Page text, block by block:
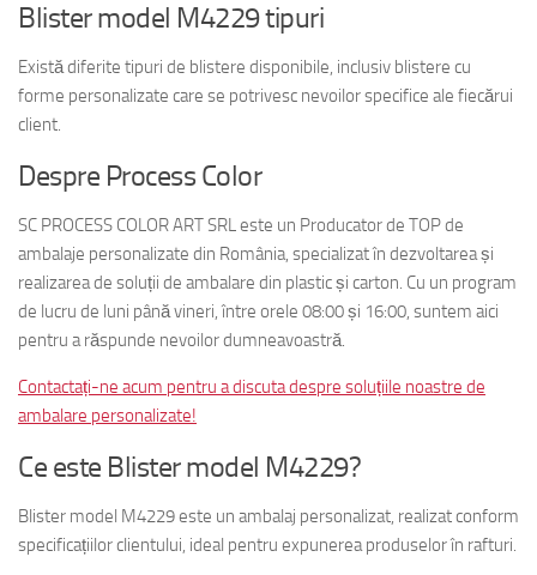
Blister model M4229 tipuri
Există diferite tipuri de blistere disponibile, inclusiv blistere cu
forme personalizate care se potrivesc nevoilor specifice ale fiecărui
client.
Despre Process Color
SC PROCESS COLOR ART SRL este un Producator de TOP de
ambalaje personalizate din România, specializat în dezvoltarea și
realizarea de soluții de ambalare din plastic și carton. Cu un program
de lucru de luni până vineri, între orele 08:00 și 16:00, suntem aici
pentru a răspunde nevoilor dumneavoastră.
Contactați-ne acum pentru a discuta despre soluțiile noastre de
ambalare personalizate!
Ce este Blister model M4229?
Blister model M4229 este un ambalaj personalizat, realizat conform
specificațiilor clientului, ideal pentru expunerea produselor în rafturi.